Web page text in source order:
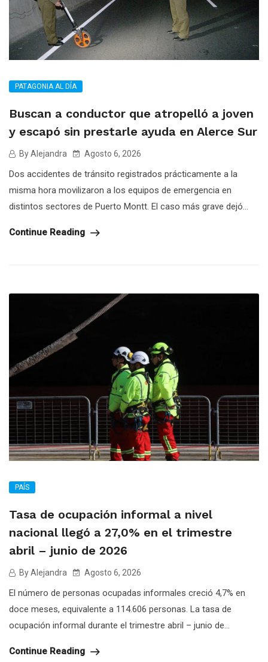
PATAGONIA AL DÍA
Buscan a conductor que atropelló a joven
y escapó sin prestarle ayuda en Alerce Sur
By Alejandra Agosto 6, 2026
Dos accidentes de tránsito registrados prácticamente a la
misma hora movilizaron a los equipos de emergencia en
distintos sectores de Puerto Montt. El caso más grave dejó...
Continue Reading
PAÍS
Tasa de ocupación informal a nivel
nacional llegó a 27,0% en el trimestre
abril – junio de 2026
By Alejandra Agosto 6, 2026
El número de personas ocupadas informales creció 4,7% en
doce meses, equivalente a 114.606 personas. La tasa de
ocupación informal durante el trimestre abril – junio de...
Continue Reading